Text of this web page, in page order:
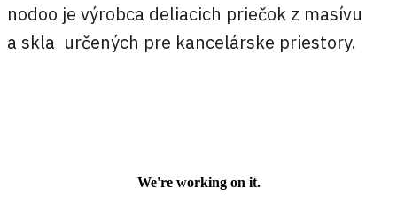
nodoo je výrobca deliacich priečok z masívu
a skla určených pre kancelárske priestory.